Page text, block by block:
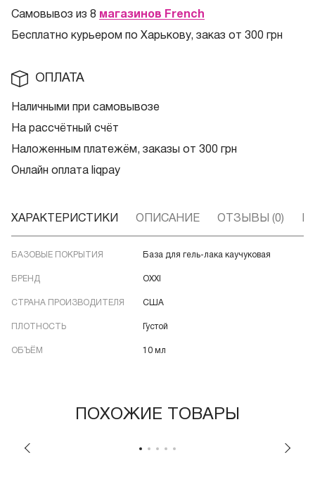
Самовывоз из 8 магазинов French
Бесплатно курьером по Харькову, заказ от 300 грн
ОПЛАТА
Наличными при самовывозе
На рассчётный счёт
Наложенным платежём, заказы от 300 грн
Онлайн оплата liqpay
ХАРАКТЕРИСТИКИ ОПИСАНИЕ ОТЗЫВЫ (0)
БАЗОВЫЕ ПОКРЫТИЯ База для гель-лака каучуковая
БРЕНД OXXI
СТРАНА ПРОИЗВОДИТЕЛЯ США
ПЛОТНОСТЬ Густой
ОБЪЁМ 10 мл
ПОХОЖИЕ ТОВАРЫ